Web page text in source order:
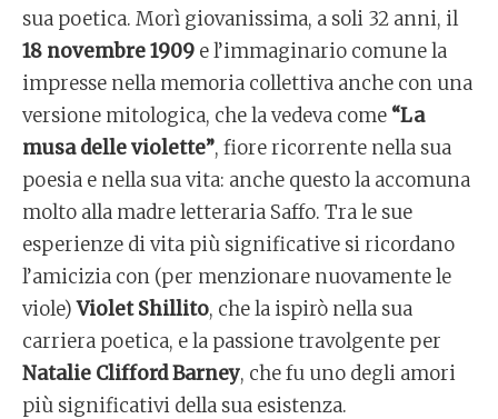
sua poetica. Morì giovanissima, a soli 32 anni, il
18 novembre 1909 e l’immaginario comune la
impresse nella memoria collettiva anche con una
versione mitologica, che la vedeva come “La
musa delle violette”, fiore ricorrente nella sua
poesia e nella sua vita: anche questo la accomuna
molto alla madre letteraria Saffo. Tra le sue
esperienze di vita più significative si ricordano
l’amicizia con (per menzionare nuovamente le
viole)Violet Shillito, che la ispirò nella sua
carriera poetica, e la passione travolgente per
Natalie Clifford Barney, che fu uno degli amori
più significativi della sua esistenza.